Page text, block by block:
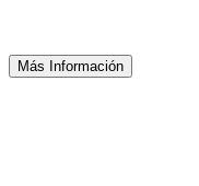
Más Información